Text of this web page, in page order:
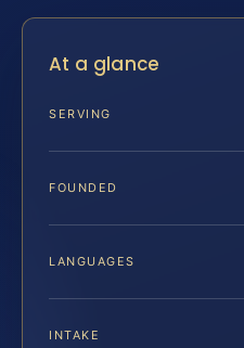
At a glance
SERVING
FOUNDED
LANGUAGES
INTAKE